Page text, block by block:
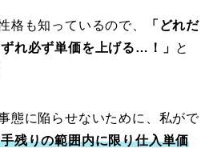
格も知っているので、
「どれだ
れ必ず単価を上げる…！」 と
態に陥らせないために、私がで
残りの範囲内に限り仕入単価